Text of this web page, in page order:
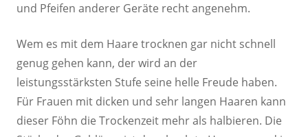
und Pfeifen anderer Geräte recht angenehm.
Wem es mit dem Haare trocknen gar nicht schnell
genug gehen kann, der wird an der
leistungsstärksten Stufe seine helle Freude haben.
Für Frauen mit dicken und sehr langen Haaren kann
dieser Föhn die Trockenzeit mehr als halbieren. Die